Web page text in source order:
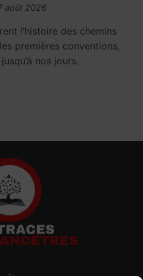
août 2026
l’histoire des chemins
premières conventions,
nos jours.